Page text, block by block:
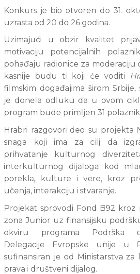
Konkurs je bio otvoren do 31.
uzrasta od 20 do 26 godina.
Uzimajući u obzir kvalitet
motivaciju potencijalnih
pohađaju radionice za moderaciju
kasnije budu ti koji će voditi
filmskim događajima širom Srbije,
je donela odluku da u ovom
program bude primljen 31 polaznik
Hrabri razgovori deo su projekta
snaga koji ima za cilj da
prihvatanje kulturnog
interkulturnog dijaloga kod
porekla, kulture i vere, kroz
učenja, interakciju i stvaranje.
Projekat sprovodi Fond B92 kroz
zona Junior uz finansijsku
okviru programa Podrška
Delegacije Evropske unije u
sufinansiran je od Ministarstva za
prava i društveni dijalog.